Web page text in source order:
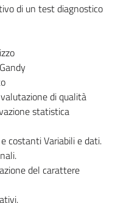
di un test diagnostico
di qualità
statistica
costanti Variabili e dati.
del carattere